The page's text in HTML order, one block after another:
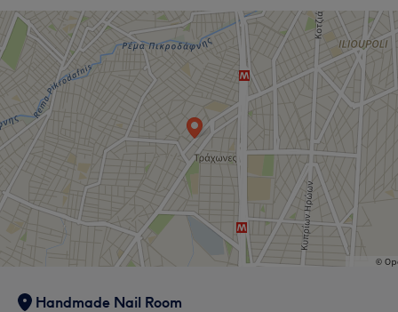
Handmade Nail Room